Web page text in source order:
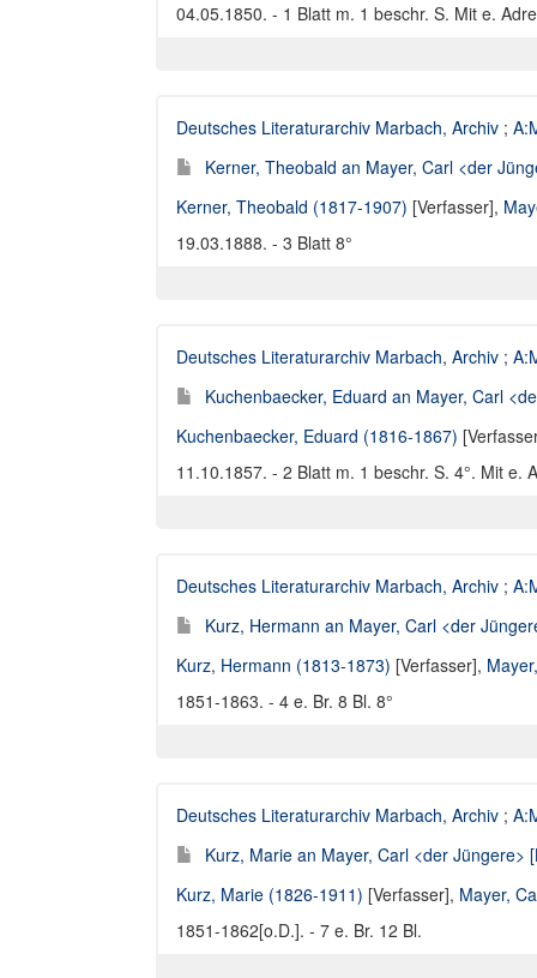
04.05.1850. - 1 Blatt m. 1 beschr. S. Mit e.
Deutsches Literaturarchiv Marbach, Archiv ;
Kerner, Theobald an Mayer, Carl <der
Kerner, Theobald (1817-1907) [Verfasser],
19.03.1888. - 3 Blatt 8°
Deutsches Literaturarchiv Marbach, Archiv ;
Kuchenbaecker, Eduard an Mayer, Carl
Kuchenbaecker, Eduard (1816-1867)
11.10.1857. - 2 Blatt m. 1 beschr. S. 4°. Mit e.
Deutsches Literaturarchiv Marbach, Archiv ;
Kurz, Hermann an Mayer, Carl <der
Kurz, Hermann (1813-1873) [Verfasser],
1851-1863. - 4 e. Br. 8 Bl. 8°
Deutsches Literaturarchiv Marbach, Archiv ;
Kurz, Marie an Mayer, Carl <der Jüngere>
Kurz, Marie (1826-1911) [Verfasser], Mayer,
1851-1862[o.D.]. - 7 e. Br. 12 Bl.